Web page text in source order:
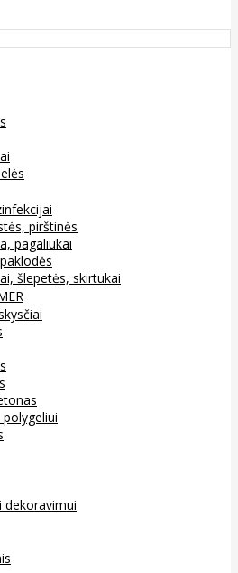
pirštinės
pagaliukai
šlepetės, skirtukai
polygeliui
dekoravimui